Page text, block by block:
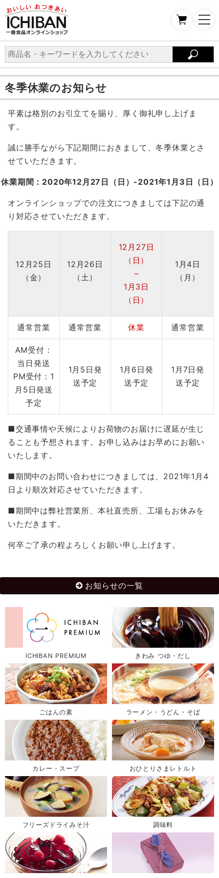
冬季休業のお知らせ
平素は格別のお引立てを賜り、厚く御礼申し上げま
す。
誠に勝手ながら下記期間におきまして、冬季休業とさ
せていただきます。
休業期間：2020年12月27日（日）-2021年1月3日（日）
オンラインショップでの注文につきましては下記の通
り対応させていただきます。
12月25日
（金）
12月26日
（土）
12月27日
（日）
–
1月3日
（日）
1月4日
（月）
通常営業 通常営業 休業 通常営業
AM受付：
当日発送
PM受付：1
月5日発送
予定
1月5日発
送予定
1月6日発
送予定
1月7日発
送予定
■交通事情や天候によりお荷物のお届けに遅延が生じ
ることも予想されます。お申し込みはお早めにお願い
いたします。
■期間中のお問い合わせにつきましては、2021年1月4
日より順次対応させていただきます。
■期間中は弊社営業所、本社直売所、工場もお休みを
いただきます。
何卒ご了承の程よろしくお願い申し上げます。
お知らせの一覧
ICHIBAN PREMIUM きわみ つゆ・だし
ごはんの素 ラーメン・うどん・そば
カレー・スープ おひとりさまレトルト
フリーズドライみそ汁 調味料